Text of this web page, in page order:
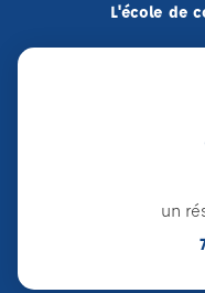
L'école de
un